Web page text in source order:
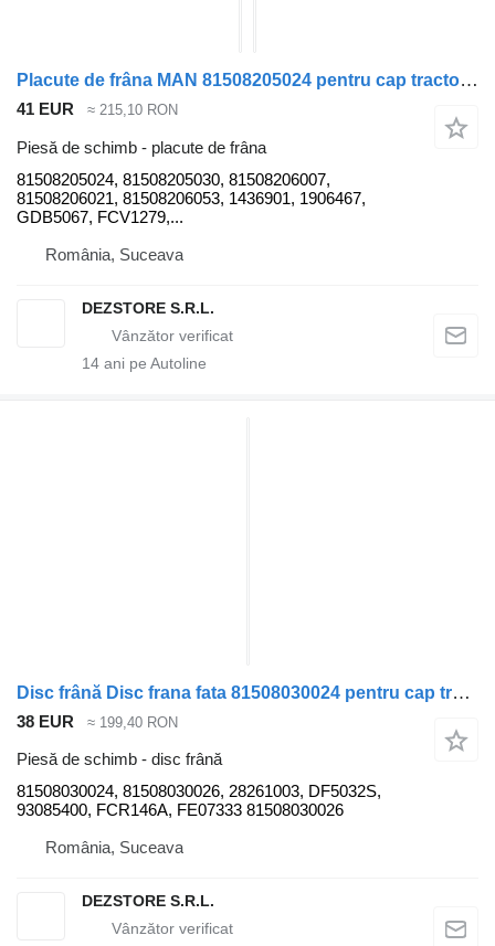
Placute de frâna MAN 81508205024 pentru cap tractor MAN L2000
41 EUR ≈ 215,10 RON
Piesă de schimb - placute de frâna
81508205024, 81508205030, 81508206007,
81508206021, 81508206053, 1436901, 1906467,
GDB5067, FCV1279,...
România, Suceava
DEZSTORE S.R.L.
14 ani pe Autoline
Disc frână Disc frana fata 81508030024 pentru cap tractor MAN L2000
38 EUR ≈ 199,40 RON
Piesă de schimb - disc frână
81508030024, 81508030026, 28261003, DF5032S,
93085400, FCR146A, FE07333 81508030026
România, Suceava
DEZSTORE S.R.L.